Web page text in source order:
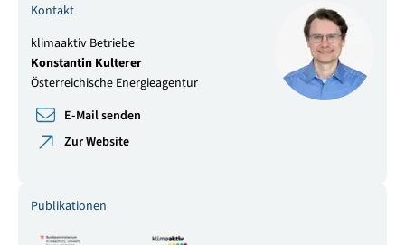
Kontakt
klimaaktiv Betriebe
Konstantin Kulterer
Österreichische Energieagentur
E-Mail senden
Zur Website
Publikationen